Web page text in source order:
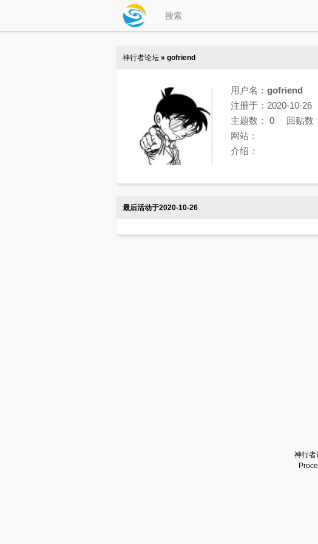
神行者论坛 » gofriend
用户名： gofriend
注册于：2020-10-26
主题数： 0 回贴数
网站：
介绍：
最后活动于2020-10-26
神行